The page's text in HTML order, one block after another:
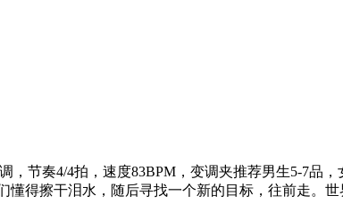
节奏4/4拍，速度83BPM，变调夹推荐男生5-7品，
得擦干泪水，随后寻找一个新的目标，往前走。世